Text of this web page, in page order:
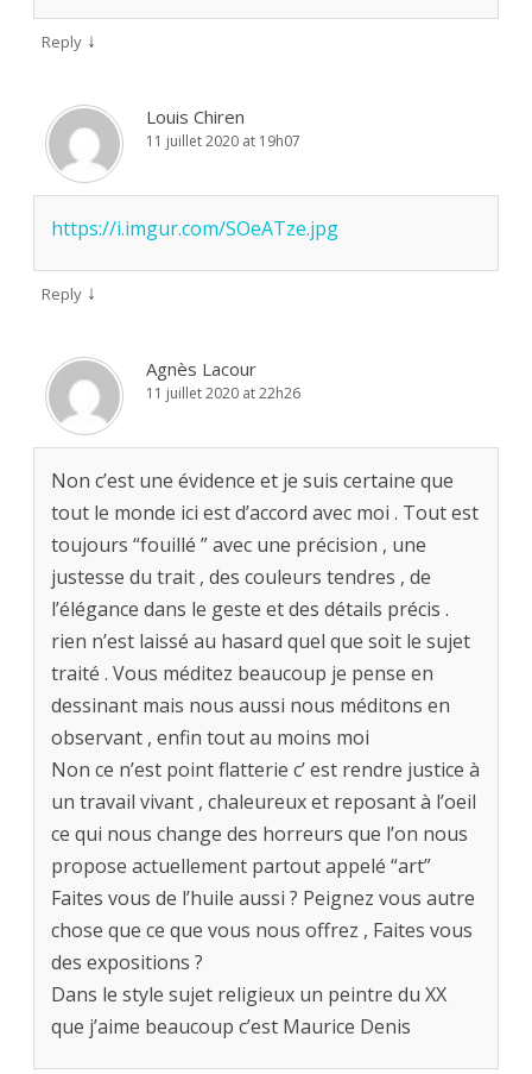
Reply ↓
Louis Chiren
11 juillet 2020 at 19h07
https://i.imgur.com/SOeATze.jpg
Reply ↓
Agnès Lacour
11 juillet 2020 at 22h26
Non c’est une évidence et je suis certaine que
tout le monde ici est d’accord avec moi . Tout est
toujours “fouillé ” avec une précision , une
justesse du trait , des couleurs tendres , de
l’élégance dans le geste et des détails précis .
rien n’est laissé au hasard quel que soit le sujet
traité . Vous méditez beaucoup je pense en
dessinant mais nous aussi nous méditons en
observant , enfin tout au moins moi
Non ce n’est point flatterie c’ est rendre justice à
un travail vivant , chaleureux et reposant à l’oeil
ce qui nous change des horreurs que l’on nous
propose actuellement partout appelé “art”
Faites vous de l’huile aussi ? Peignez vous autre
chose que ce que vous nous offrez , Faites vous
des expositions ?
Dans le style sujet religieux un peintre du XX
que j’aime beaucoup c’est Maurice Denis